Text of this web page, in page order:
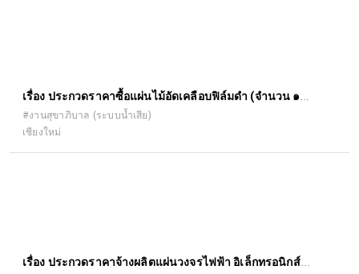
เรื่อง ประกวดราคาซื้อแผ่นไม้อัดเคลือบฟิล์มดำ (จำนวน ๑
รายการ) ปรับปรุงอาคารประกอบ ปตร.ในลำ น้ำปิง พร้อมระบบ
ส่งน้ำ ตำบลป่าแดด อำเภอเมืองเชียงใหม่ จังหวัดเชียงใหม่ ด้วยวิธี
ประกวดราคาอิเล็กทรอนิกส์ (e-bidding)
#งานสุขาภิบาล (ระบบน้ำเสีย)
เชียงใหม่
เรื่อง ประกวดราคาจ้างผลิตแผ่นวงจรไฟฟ้า อิเล็กทรอนิกส์